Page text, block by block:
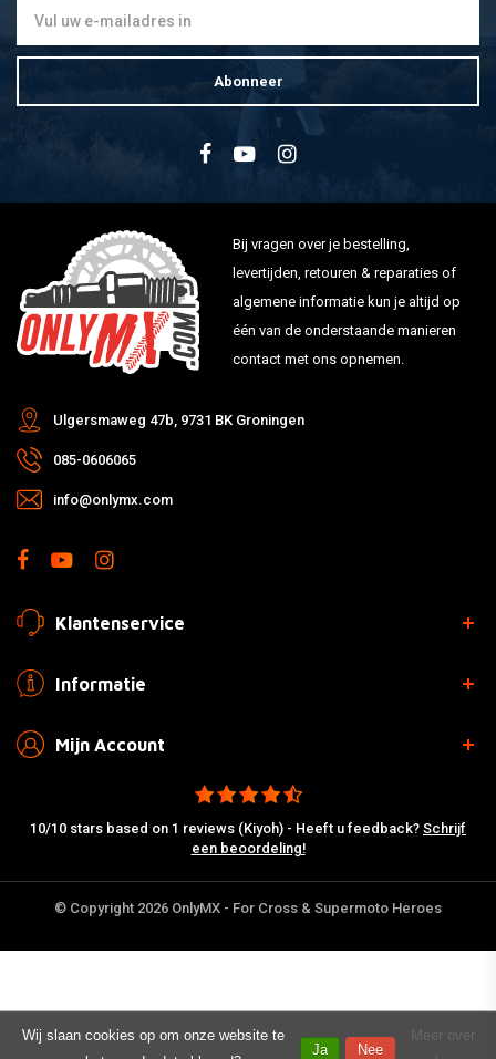
Abonneer
Bij vragen over je bestelling,
levertijden, retouren & reparaties of
algemene informatie kun je altijd op
één van de onderstaande manieren
contact met ons opnemen.
Ulgersmaweg 47b, 9731 BK Groningen
085-0606065
info@onlymx.com
Klantenservice
Informatie
Mijn Account
10/10 stars based on 1 reviews (Kiyoh) - Heeft u feedback? Schrijf
een beoordeling!
© Copyright 2026 OnlyMX - For Cross & Supermoto Heroes
Wij slaan cookies op om onze website te
Ja Nee
Meer over